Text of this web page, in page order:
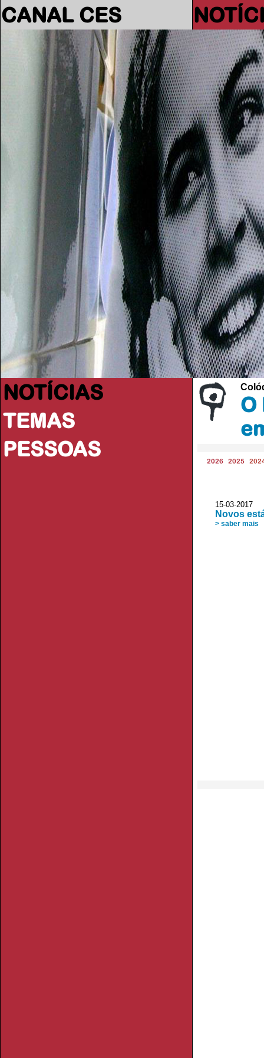
CANAL CES
NOTÍCIAS
TEMAS
PESSOAS
O
2026 2025
15-03-2017
Novos
> saber mais